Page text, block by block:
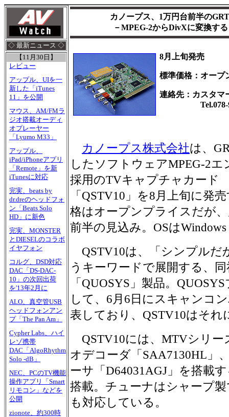
◇ 最新ニュース ◇
【11月30日】
レビュー
アップル、UIを一
新した「iTunes
11」を公開
マウス、AM/FMラ
ジオ搭載オーディ
オプレーヤー
「Lyumo M33」
アップル、
iPad/iPhoneアプリ
「Remote」を新
iTunesに対応
完実、beats by
dr.dreのヘッドフォ
ン「Beats Solo
HD」に新色
完実、MONSTER
とDIESELのコラボ
イヤフォン
コルグ、DSD対応
DAC「DS-DAC-
10」の次回出荷
を'13年2月に
ALO、真空管USB
ヘッドフォンアン
プ「The Pan Am」
Cypher Labs、ハイ
レゾ携帯
DAC「AlgoRhythm
Solo -dB」
NEC、PCのTV機能
操作アプリ「Smart
リモコン」などを
公開
zionote、約300時
カノープス、1万円台前半の
－MPEG-2からDivXに変換す
8月上旬発売
標準価格：オープ
連絡先：カスタマ
Tel.078-
カノープス株式会社は、
したソフトウェアMPEG-2エ
採用のTVキャプチャカード
「QSTV10」を8月上旬に発
格はオープンプライスだが
前半の見込み。OSは
QSTV10は、「シンプルだ
うキーワードで展開する、
「QUOSYS」製品。
して、6月6日にスキャンコ
表しており、QSTV10はそれ
QSTV10には、MTVシリー
オデコーダ「SAA7130HL」
ーサ「D64031AGJ」を搭載
搭載。チューナはシャープ
も対応している。